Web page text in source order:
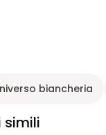
biancheria
simili